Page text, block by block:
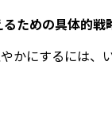
ための具体的戦
かにするには、